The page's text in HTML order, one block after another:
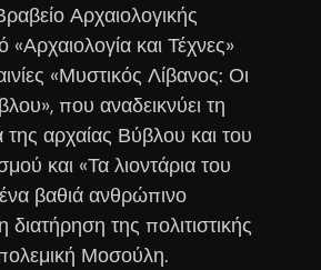
Αρχαιολογικής
«Αρχαιολογία και Τέχνες»
«Μυστικός Λίβανος: Οι
που αναδεικνύει τη
της αρχαίας Βύβλου και του
και «Τα λιοντάρια του
βαθιά ανθρώπινο
διατήρηση της πολιτιστικής
Μοσούλη.